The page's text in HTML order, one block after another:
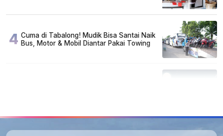
4 Cuma di Tabalong! Mudik Bisa Santai Naik
Bus, Motor & Mobil Diantar Pakai Towing